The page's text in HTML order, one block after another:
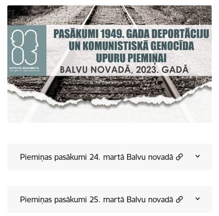
Piemiņas pasākumi 24. martā Balvu novadā
Piemiņas pasākumi 25. martā Balvu novadā